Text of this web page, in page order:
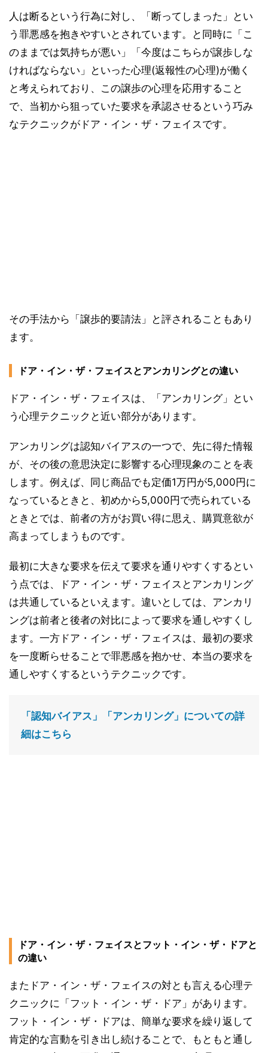
人は断るという行為に対し、「断ってしまった」とい
う罪悪感を抱きやすいとされています。と同時に「こ
のままでは気持ちが悪い」「今度はこちらが譲歩しな
ければならない」といった心理(返報性の心理)が働く
と考えられており、この譲歩の心理を応用すること
で、当初から狙っていた要求を承認させるという巧み
なテクニックがドア・イン・ザ・フェイスです。
その手法から「譲歩的要請法」と評されることもあり
ます。
ドア・イン・ザ・フェイスとアンカリングとの違い
ドア・イン・ザ・フェイスは、「アンカリング」とい
う心理テクニックと近い部分があります。
アンカリングは認知バイアスの一つで、先に得た情報
が、その後の意思決定に影響する心理現象のことを表
します。例えば、同じ商品でも定価1万円が5,000円に
なっているときと、初めから5,000円で売られている
ときとでは、前者の方がお買い得に思え、購買意欲が
高まってしまうものです。
最初に大きな要求を伝えて要求を通りやすくするとい
う点では、ドア・イン・ザ・フェイスとアンカリング
は共通しているといえます。違いとしては、アンカリ
ングは前者と後者の対比によって要求を通しやすくし
ます。一方ドア・イン・ザ・フェイスは、最初の要求
を一度断らせることで罪悪感を抱かせ、本当の要求を
通しやすくするというテクニックです。
「認知バイアス」「アンカリング」についての詳
細はこちら
ドア・イン・ザ・フェイスとフット・イン・ザ・ドアと
の違い
またドア・イン・ザ・フェイスの対とも言える心理テ
クニックに「フット・イン・ザ・ドア」があります。
フット・イン・ザ・ドアは、簡単な要求を繰り返して
肯定的な言動を引き出し続けることで、もともと通し